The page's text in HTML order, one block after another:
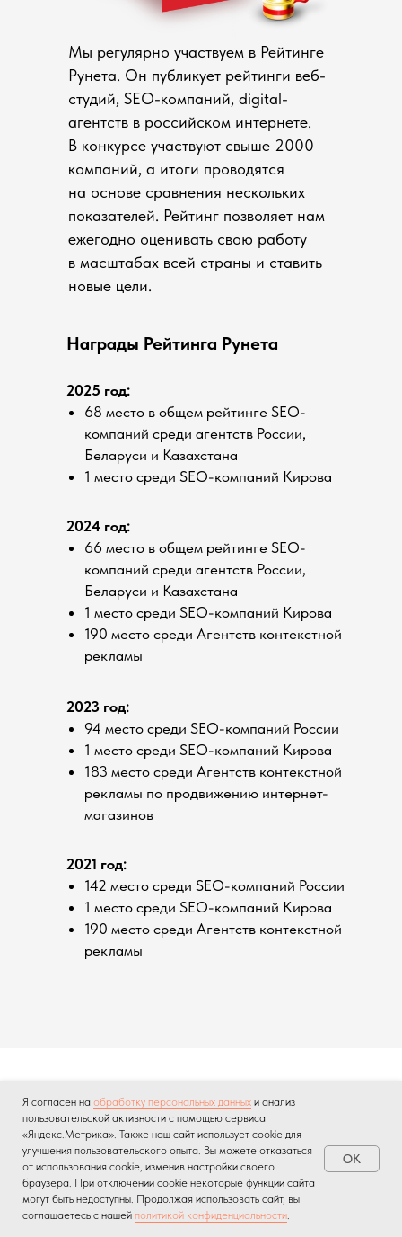
2021 год:
142 место среди SEO-компаний России
1 место среди SEO-компаний Кирова
190 место среди Агентств контекстной
рекламы
2023 год:
94 место среди SEO-компаний России
1 место среди SEO-компаний Кирова
183 место среди Агентств контекстной
рекламы по продвижению интернет-
магазинов
2024 год:
66 место в общем рейтинге SEO-
компаний среди агентств России,
Беларуси и Казахстана
1 место среди SEO-компаний Кирова
190 место среди Агентств контекстной
рекламы
2025 год:
68 место в общем рейтинге SEO-
компаний среди агентств России,
Беларуси и Казахстана
1 место среди SEO-компаний Кирова
Награды Рейтинга Рунета
Мы регулярно участвуем в Рейтинге
Рунета. Он публикует рейтинги веб-
студий, SEO-компаний, digital-
агентств в российском интернете.
В конкурсе участвуют свыше 2000
компаний, а итоги проводятся
на основе сравнения нескольких
показателей. Рейтинг позволяет нам
ежегодно оценивать свою работу
в масштабах всей страны и ставить
новые цели.
Остались вопросы?
Наша команда окажет вам поддержку
на любом этапе партнерской программы
Я согласен на обработку персональных данных и анализ
пользовательской активности с помощью сервиса
«Яндекс.Метрика». Также наш сайт использует cookie для
улучшения пользовательского опыта. Вы можете отказаться
от использования cookie, изменив настройки своего
браузера. При отключении cookie некоторые функции сайта
могут быть недоступны. Продолжая использовать сайт, вы
соглашаетесь с нашей политикой конфиденциальности.
OK